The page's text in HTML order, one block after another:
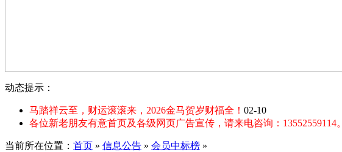
动态提示：
马踏祥云至，财运滚滚来，2026金马贺岁财福全！ 02-10
各位新老朋友有意首页及各级网页广告宣传，请来电咨询：13552559114。
当前所在位置： 首页 » 信息公告 » 会员中标榜 »